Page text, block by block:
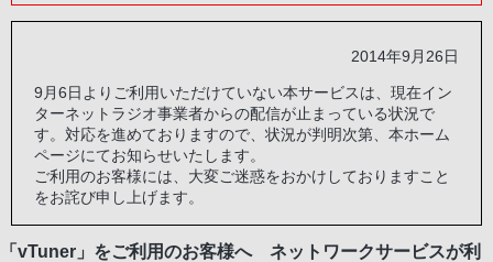
2014年9月26日
9月6日よりご利用いただけていない本サービスは、現在イン
ターネットラジオ事業者からの配信が止まっている状況で
す。対応を進めておりますので、状況が判明次第、本ホーム
ページにてお知らせいたします。
ご利用のお客様には、大変ご迷惑をおかけしておりますこと
をお詫び申し上げます。
「vTuner」をご利用のお客様へ ネットワークサービスが利